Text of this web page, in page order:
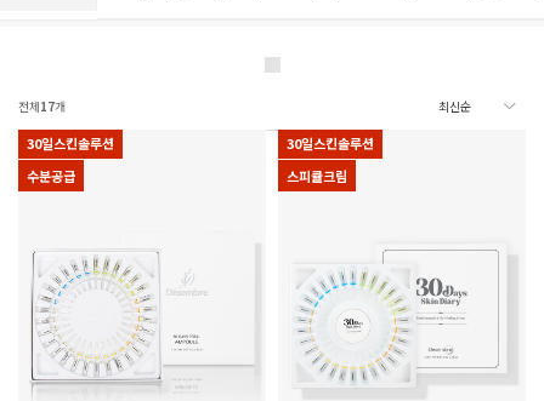
전체17개
30일스킨솔루션
수분공급
30일스킨솔루션
스피큘크림